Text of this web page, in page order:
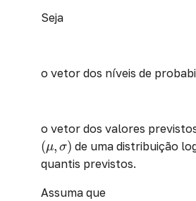
Seja
o vetor dos níveis de
o vetor dos valores
(μ, σ)
( ) de uma distribuição
quantis previstos.
Assuma que